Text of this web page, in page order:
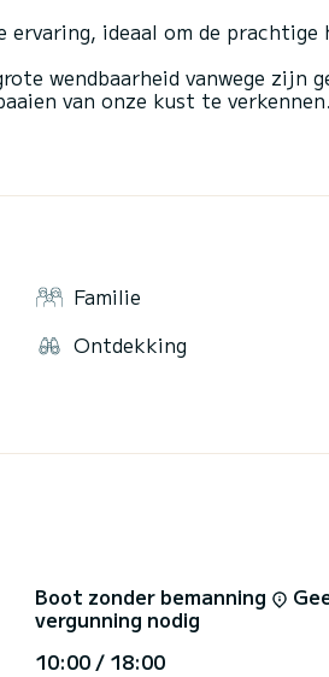
ideaal om de prachtige
wendbaarheid vanwege zijn
van onze kust te verkennen.
Familie
Ontdekking
Boot zonder bemanning
vergunning nodig
10:00 / 18:00